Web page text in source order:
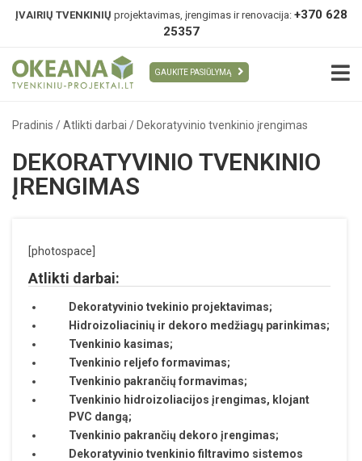
ĮVAIRIŲ TVENKINIŲ projektavimas, įrengimas ir renovacija: +370 628
25357
GAUKITE PASIŪLYMĄ
Pradinis /Atlikti darbai / Dekoratyvinio tvenkinio įrengimas
DEKORATYVINIO TVENKINIO
ĮRENGIMAS
[photospace]
Atlikti darbai:
Dekoratyvinio tvekinio projektavimas;
Hidroizoliacinių ir dekoro medžiagų parinkimas;
Tvenkinio kasimas;
Tvenkinio reljefo formavimas;
Tvenkinio pakrančių formavimas;
Tvenkinio hidroizoliacijos įrengimas, klojant
PVC dangą;
Tvenkinio pakrančių dekoro įrengimas;
Dekoratyvinio tvenkinio filtravimo sistemos